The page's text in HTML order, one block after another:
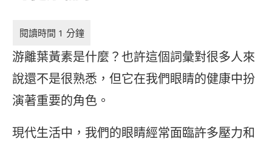
游離葉黃素是什麼？也許這個詞彙對很多人來
說還不是很熟悉，但它在我們眼睛的健康中扮
演著重要的角色。
現代生活中，我們的眼睛經常面臨許多壓力和